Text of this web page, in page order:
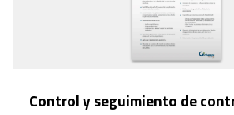
Control y seguimiento de